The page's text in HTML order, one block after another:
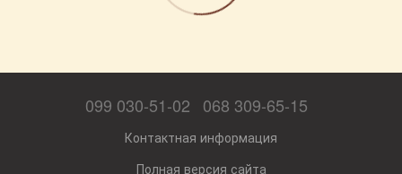
099 030-51-02 068 309-65-15
Контактная информация
Полная версия сайта